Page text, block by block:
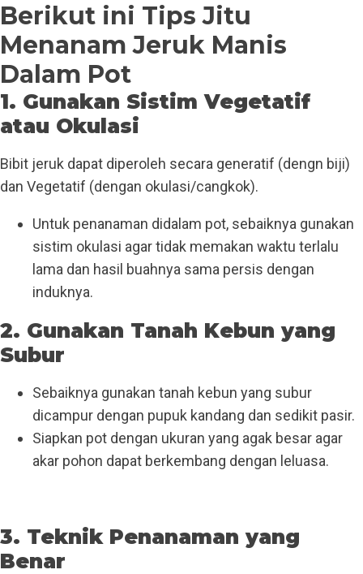
Berikut ini Tips Jitu
Menanam Jeruk Manis
Dalam Pot
1. Gunakan Sistim Vegetatif
atau Okulasi
Bibit jeruk dapat diperoleh secara generatif (dengn biji)
dan Vegetatif (dengan okulasi/cangkok).
Untuk penanaman didalam pot, sebaiknya gunakan
sistim okulasi agar tidak memakan waktu terlalu
lama dan hasil buahnya sama persis dengan
induknya.
2. Gunakan Tanah Kebun yang
Subur
Sebaiknya gunakan tanah kebun yang subur
dicampur dengan pupuk kandang dan sedikit pasir.
Siapkan pot dengan ukuran yang agak besar agar
akar pohon dapat berkembang dengan leluasa.
3. Teknik Penanaman yang
Benar